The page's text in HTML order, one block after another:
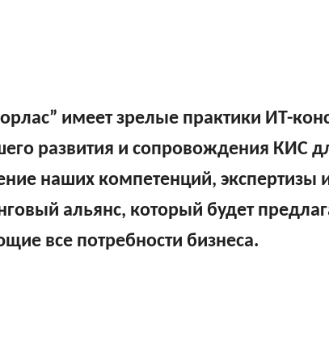
имеет зрелые практики ИТ-
развития и сопровождения КИС
наших компетенций, экспертизы
альянс, который будет
все потребности бизнеса.